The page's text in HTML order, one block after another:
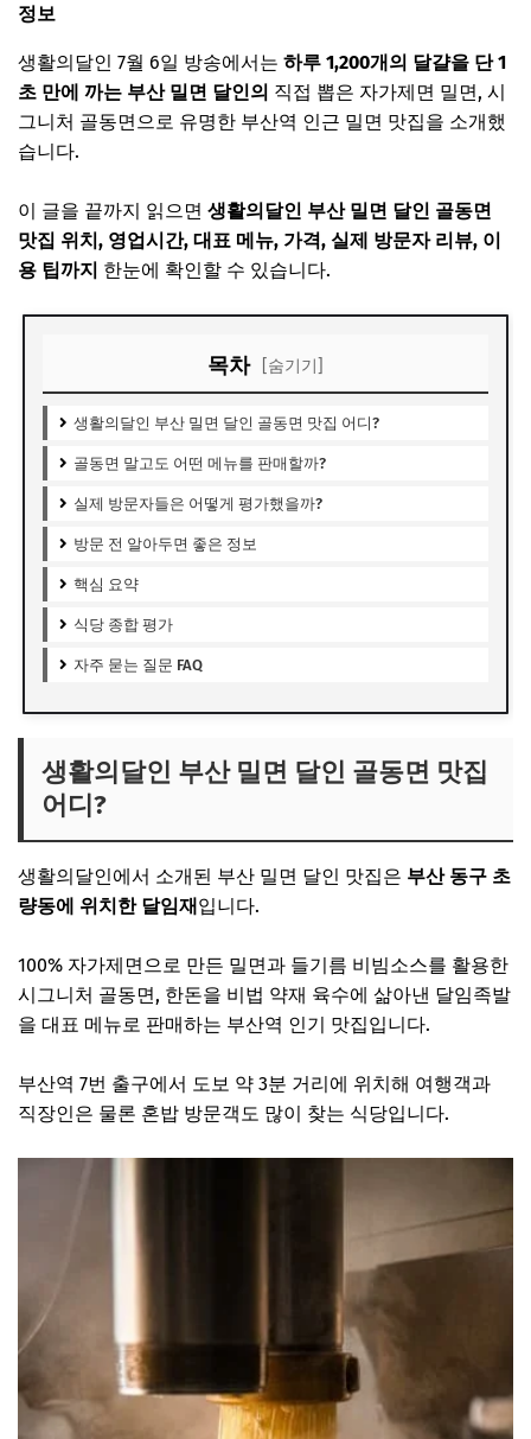
정보
생활의달인 7월 6일 방송에서는 하루 1,200개의 달걀을 단 1
초 만에 까는 부산 밀면 달인의 직접 뽑은 자가제면 밀면, 시
그니처 골동면으로 유명한 부산역 인근 밀면 맛집을 소개했
습니다.
이 글을 끝까지 읽으면 생활의달인 부산 밀면 달인 골동면
맛집 위치, 영업시간, 대표 메뉴, 가격, 실제 방문자 리뷰, 이
용 팁까지 한눈에 확인할 수 있습니다.
목차 [숨기기]
생활의달인 부산 밀면 달인 골동면 맛집 어디?
골동면 말고도 어떤 메뉴를 판매할까?
실제 방문자들은 어떻게 평가했을까?
방문 전 알아두면 좋은 정보
핵심 요약
식당 종합 평가
자주 묻는 질문 FAQ
생활의달인 부산 밀면 달인 골동면 맛집
어디?
생활의달인에서 소개된 부산 밀면 달인 맛집은 부산 동구 초
량동에 위치한 달임재입니다.
100% 자가제면으로 만든 밀면과 들기름 비빔소스를 활용한
시그니처 골동면, 한돈을 비법 약재 육수에 삶아낸 달임족발
을 대표 메뉴로 판매하는 부산역 인기 맛집입니다.
부산역 7번 출구에서 도보 약 3분 거리에 위치해 여행객과
직장인은 물론 혼밥 방문객도 많이 찾는 식당입니다.